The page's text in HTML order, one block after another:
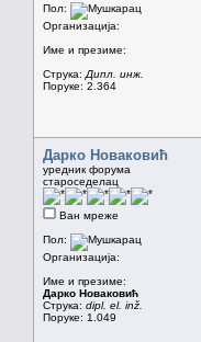
Пол:
Организација:
Име и презиме:
Струка: Дипл. инж.
Поруке: 2.364
Дарко Новаковић
уредник форума
староседелац
Ван мреже
Пол:
Организација:
Име и презиме:
Дарко Новаковић
Струка: dipl. el. inž.
Поруке: 1.049